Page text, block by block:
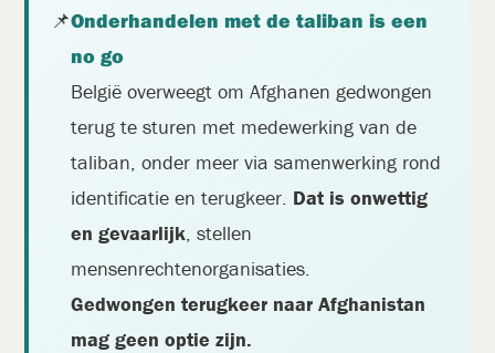
📌Onderhandelen met de taliban is een
no go
België overweegt om Afghanen gedwongen
terug te sturen met medewerking van de
taliban, onder meer via samenwerking rond
identificatie en terugkeer. Dat is onwettig
en gevaarlijk, stellen
mensenrechtenorganisaties.
Gedwongen terugkeer naar Afghanistan
mag geen optie zijn.